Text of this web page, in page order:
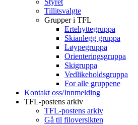
Styret
Tillitsvalgte
Grupper i TFL
Ertehyttegruppa
Skianlegg gruppa
Løypegruppa
Orienteringsgruppa
Skigruppa
Vedlikeholdsgruppa
For alle gruppene
Kontakt oss/Innmelding
TFL-postens arkiv
TFL-postens arkiv
Gå til filoversikten